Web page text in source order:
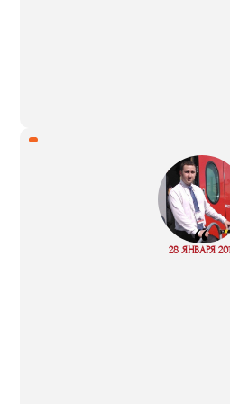
“
28 ЯНВАРЯ
Read